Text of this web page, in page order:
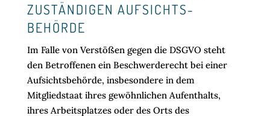
ZUSTÄNDIGEN AUFSICHTS­
BEHÖRDE
Im Falle von Verstößen gegen die DSGVO steht
den Betroffenen ein Beschwerderecht bei einer
Aufsichtsbehörde, insbesondere in dem
Mitgliedstaat ihres gewöhnlichen Aufenthalts,
ihres Arbeitsplatzes oder des Orts des